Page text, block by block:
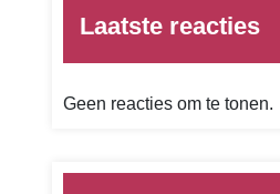
Laatste reacties
Geen reacties om te tonen.